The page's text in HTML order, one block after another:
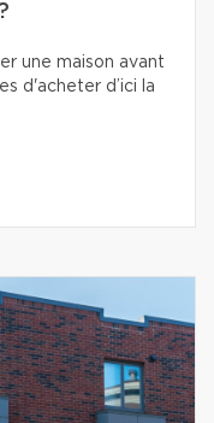
une maison avant
d'acheter d’ici la